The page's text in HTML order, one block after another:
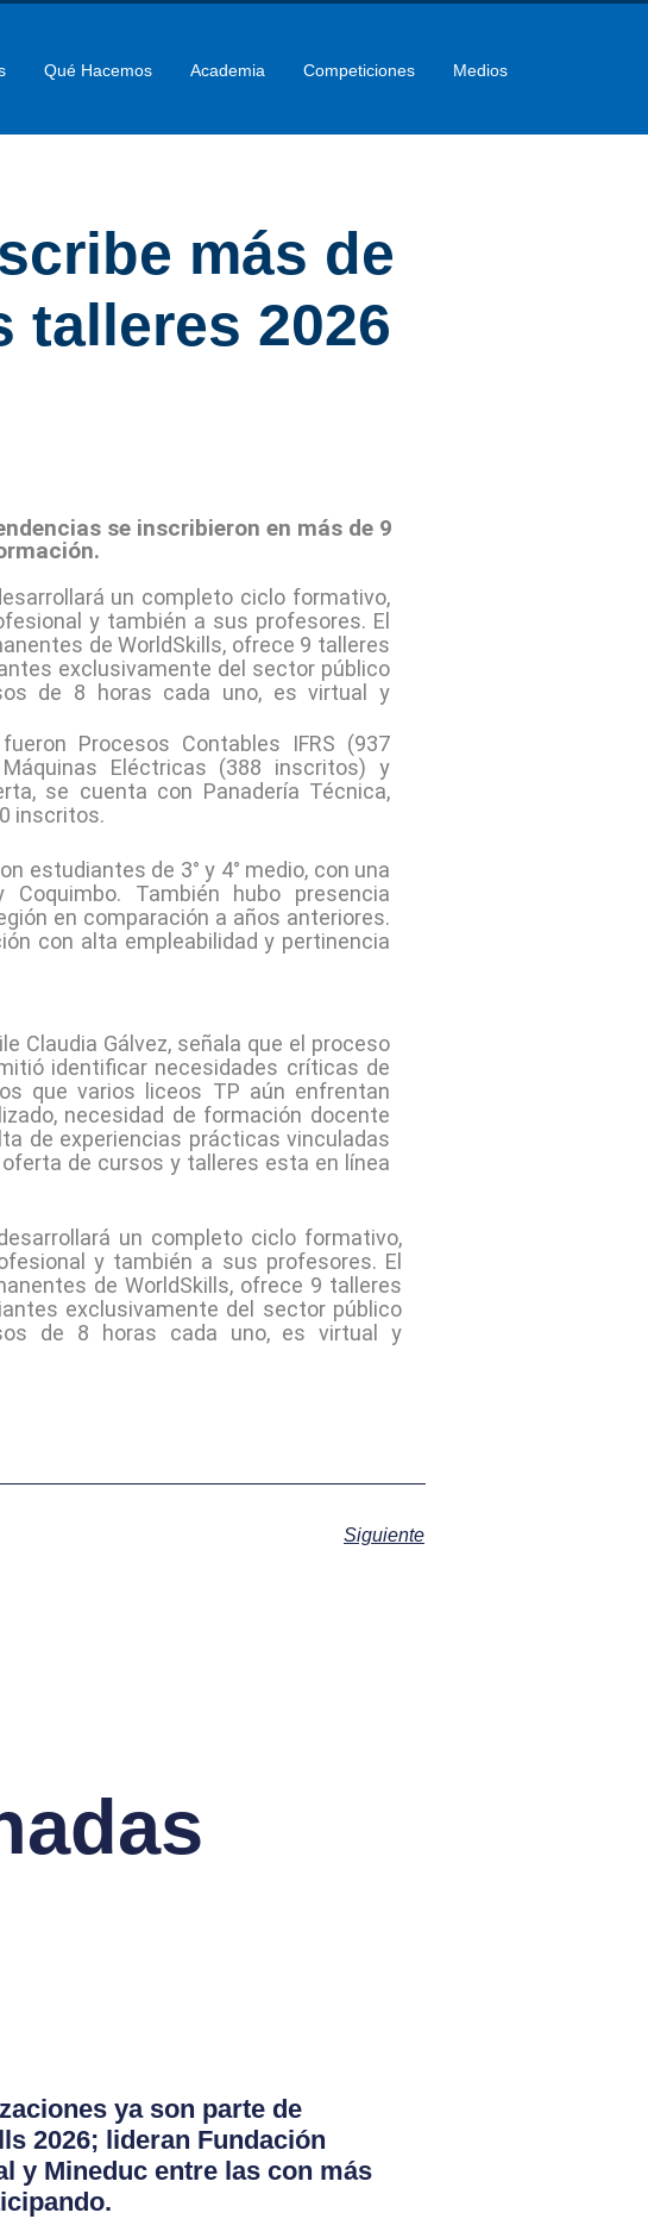
Qué Hacemos Academia Competiciones Medios
más de
talleres 2026
se inscribieron en más de 9
un completo ciclo formativo,
y también a sus profesores. El
de WorldSkills, ofrece 9 talleres
exclusivamente del sector público
de 8 horas cada uno, es virtual y
Procesos Contables IFRS (937
Eléctricas (388 inscritos) y
se cuenta con Panadería Técnica,
inscritos.
estudiantes de 3° y 4° medio, con una
También hubo presencia
en comparación a años anteriores.
con alta empleabilidad y pertinencia
Claudia Gálvez, señala que el proceso
identificar necesidades críticas de
que varios liceos TP aún enfrentan
necesidad de formación docente
de experiencias prácticas vinculadas
de cursos y talleres esta en línea
un completo ciclo formativo,
y también a sus profesores. El
de WorldSkills, ofrece 9 talleres
exclusivamente del sector público
de 8 horas cada uno, es virtual y
Siguiente
ya son parte de
2026; lideran Fundación
y Mineduc entre las con más